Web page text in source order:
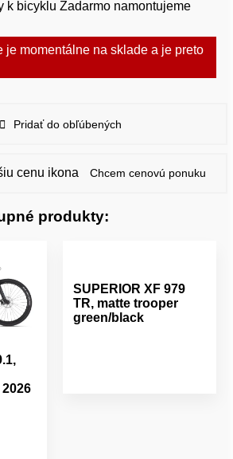
k bicyklu Zadarmo namontujeme
je momentálne na sklade a je preto
Pridať do obľúbených
Chcem cenovú ponuku
produkty:
SUPERIOR XF 979
TR, matte trooper
green/black